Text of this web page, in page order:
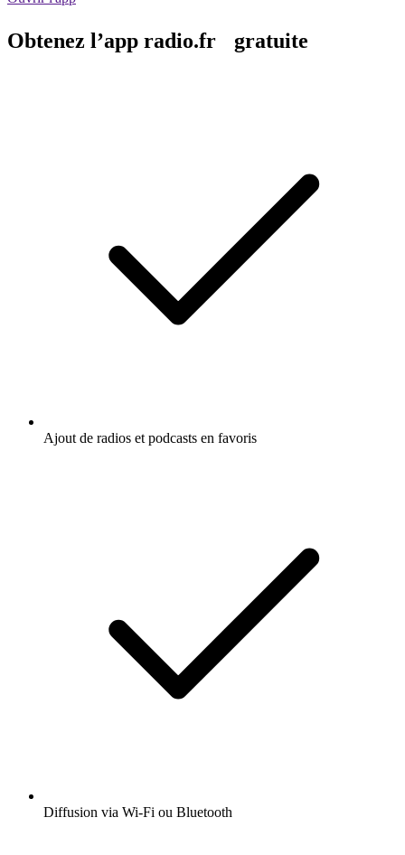
Obtenez l’app radio.fr gratuite
Ajout de radios et podcasts en favoris
Diffusion via Wi-Fi ou Bluetooth